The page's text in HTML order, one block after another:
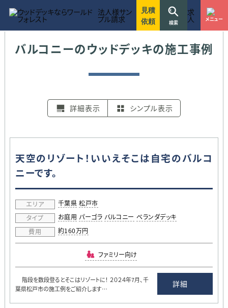
法人様サン
プル請求
見積
依頼
検索
求
人 メニュー
ウッドデッキ施工のワールドフォレスト 施工事例 マンション用のウッドデッキの施工
バルコニーのウッドデッキの施工事例
詳細表示 シンプル表示
天空のリゾート！いいえそこは自宅のバルコ
ニーです。
エリア 千葉県 松戸市
タイプ
お庭用 パーゴラ バルコニー ベランダデッキ
費用
約160万円
ファミリー向け
階段を数段登るとそこはリゾートに！ ２０２４年7月、千
葉県松戸市の施工例をご紹介します…
詳細